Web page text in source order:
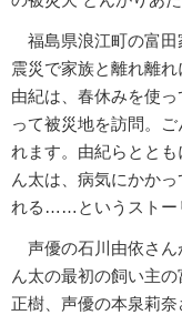
福島県浪江町の富田
震災で家族と離れ離
由紀は、春休みを使
って被災地を訪問。
れます。由紀らとと
ん太は、病気にかか
れる……というストー
声優の石川由依さん
ん太の最初の飼い主
正樹、声優の本泉莉